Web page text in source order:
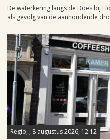
De waterkering langs de Does bij
als gevolg van de aanhoudende
Regio, , 8 augustus 2026, 12:12